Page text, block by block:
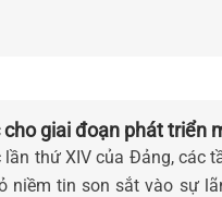
giai đoạn phát triển
thứ XIV của Đảng, các
niềm tin son sắt vào sự